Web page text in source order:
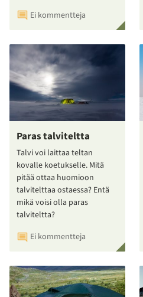
Ei kommentteja
Paras talviteltta
Talvi voi laittaa teltan
kovalle koetukselle. Mitä
pitää ottaa huomioon
talvitelttaa ostaessa? Entä
mikä voisi olla paras
talviteltta?
Ei kommentteja